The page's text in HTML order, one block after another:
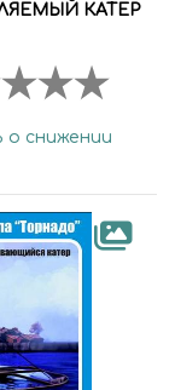
КАТЕР
о снижении